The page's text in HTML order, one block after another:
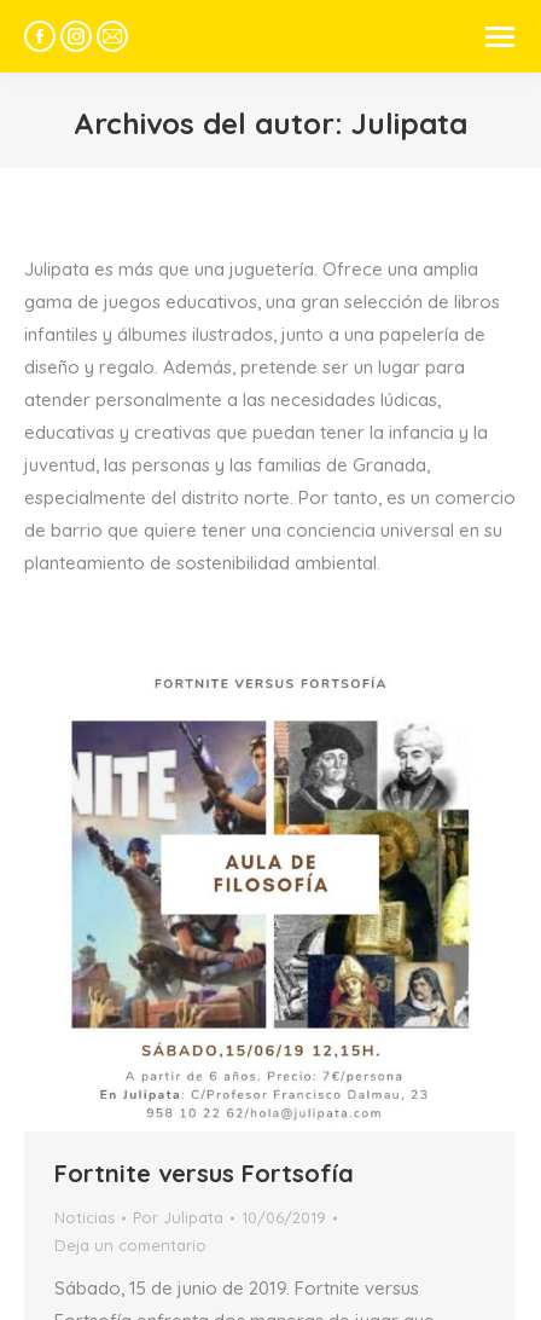
Facebook
opens
Instagram
opens
Mail
opens
Archivos del autor: Julipata
Julipata es más que una juguetería. Ofrece una amplia
gama de juegos educativos, una gran selección de libros
infantiles y álbumes ilustrados, junto a una papelería de
diseño y regalo. Además, pretende ser un lugar para
atender personalmente a las necesidades lúdicas,
educativas y creativas que puedan tener la infancia y la
juventud, las personas y las familias de Granada,
especialmente del distrito norte. Por tanto, es un comercio
de barrio que quiere tener una conciencia universal en su
planteamiento de sostenibilidad ambiental.
Fortnite versus Fortsofía
Noticias Por Julipata
10/06/2019
Deja un comentario
Sábado, 15 de junio de 2019. Fortnite versus